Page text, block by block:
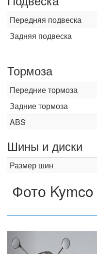
Передняя подвеска
Задняя подвеска
Тормоза
Передние тормоза
Задние тормоза
ABS
Шины и диски
Размер шин
Фото